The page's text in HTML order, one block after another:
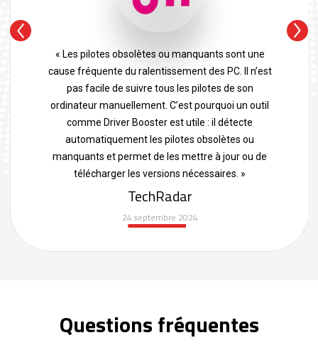
« Les pilotes obsolètes ou manquants sont une
cause fréquente du ralentissement des PC. Il n’est
pas facile de suivre tous les pilotes de son
ordinateur manuellement. C’est pourquoi un outil
comme Driver Booster est utile : il détecte
automatiquement les pilotes obsolètes ou
manquants et permet de les mettre à jour ou de
télécharger les versions nécessaires. »
TechRadar
24 septembre 2024
Questions fréquentes